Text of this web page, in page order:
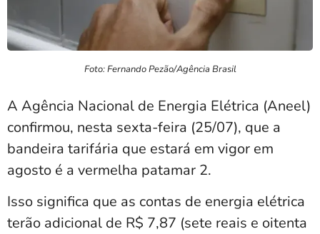
Foto: Fernando Pezão/Agência Brasil
A Agência Nacional de Energia Elétrica (Aneel)
confirmou, nesta sexta-feira (25/07), que a
bandeira tarifária que estará em vigor em
agosto é a vermelha patamar 2.
Isso significa que as contas de energia elétrica
terão adicional de R$ 7,87 (sete reais e oitenta